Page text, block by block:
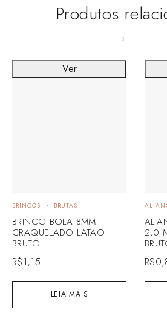
Produtos
LEIA MAIS
BRINCOS BRUTAS
BRINCO BOLA 8MM
CRAQUELADO LATAO
BRUTO
R$1,15
Ver
2,0
R$